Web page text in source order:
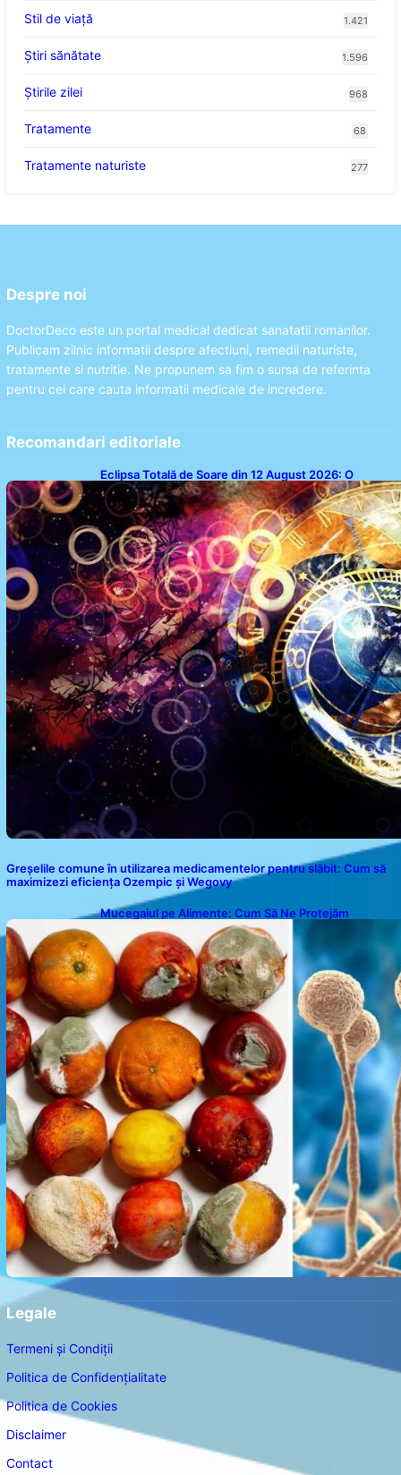
Stil de viaţă 1.421
Ştiri sănătate 1.596
Știrile zilei 968
Tratamente 68
Tratamente naturiste 277
Despre noi
DoctorDeco este un portal medical dedicat sanatatii romanilor.
Publicam zilnic informatii despre afectiuni, remedii naturiste,
tratamente si nutritie. Ne propunem sa fim o sursa de referinta
pentru cei care cauta informatii medicale de incredere.
Recomandari editoriale
Eclipsa Totală de Soare din 12 August 2026: O
Analiză a Impactului asupra Trei Zodii și a Ciclului de
18 Ani
Greșelile comune în utilizarea medicamentelor pentru slăbit: Cum să
maximizezi eficiența Ozempic și Wegovy
Mucegaiul pe Alimente: Cum Să Ne Protejăm
Sănătatea?
Legale
Termeni și Condiții
Politica de Confidențialitate
Politica de Cookies
Disclaimer
Contact